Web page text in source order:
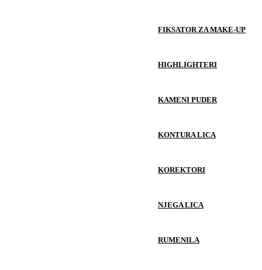
FIKSATOR ZA MAKE-UP
HIGHLIGHTERI
KAMENI PUDER
KONTURA LICA
KOREKTORI
NJEGA LICA
RUMENILA